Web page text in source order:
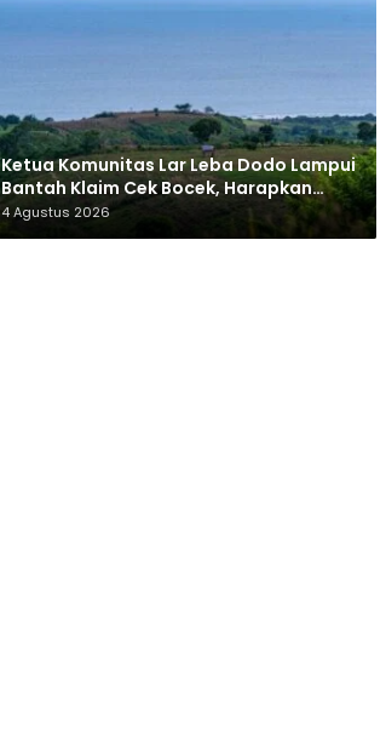
Ketua Komunitas Lar Leba Dodo Lampui
Bantah Klaim Cek Bocek, Harapkan
AMMAN Beri Akses ke Makam Leluhur
4 Agustus 2026